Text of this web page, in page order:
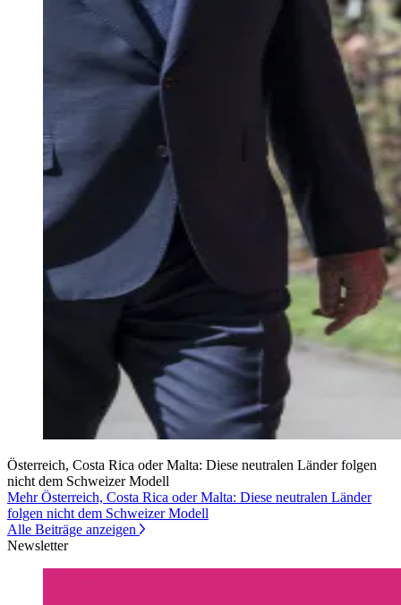
Österreich, Costa Rica oder Malta: Diese neutralen Länder folgen
nicht dem Schweizer Modell
Mehr Österreich, Costa Rica oder Malta: Diese neutralen Länder
folgen nicht dem Schweizer Modell
Alle Beiträge anzeigen
Newsletter